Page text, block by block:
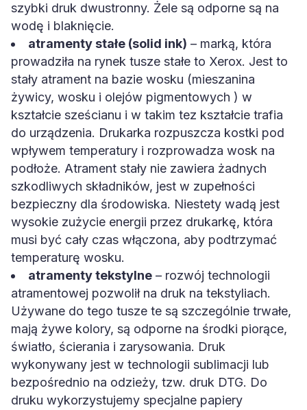
szybki druk dwustronny. Żele są odporne są na
wodę i blaknięcie.
atramenty stałe (solid ink) – marką, która
prowadziła na rynek tusze stałe to Xerox. Jest to
stały atrament na bazie wosku (mieszanina
żywicy, wosku i olejów pigmentowych ) w
kształcie sześcianu i w takim tez kształcie trafia
do urządzenia. Drukarka rozpuszcza kostki pod
wpływem temperatury i rozprowadza wosk na
podłoże. Atrament stały nie zawiera żadnych
szkodliwych składników, jest w zupełności
bezpieczny dla środowiska. Niestety wadą jest
wysokie zużycie energii przez drukarkę, która
musi być cały czas włączona, aby podtrzymać
temperaturę wosku.
atramenty tekstylne – rozwój technologii
atramentowej pozwolił na druk na tekstyliach.
Używane do tego tusze te są szczególnie trwałe,
mają żywe kolory, są odporne na środki piorące,
światło, ścierania i zarysowania. Druk
wykonywany jest w technologii sublimacji lub
bezpośrednio na odzieży, tzw. druk DTG. Do
druku wykorzystujemy specjalne papiery